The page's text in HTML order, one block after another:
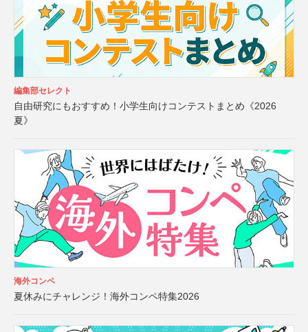
編集部セレクト
自由研究にもおすすめ！小学生向けコンテストまとめ《2026
夏》
海外コンペ
夏休みにチャレンジ！海外コンペ特集2026